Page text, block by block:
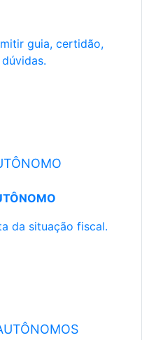
guia, certidão,
da situação fiscal.